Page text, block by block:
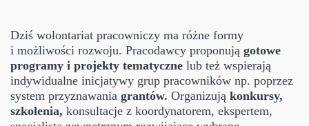
Dziś wolontariat pracowniczy ma różne formy
i możliwości rozwoju. Pracodawcy proponują gotowe
programy i projekty tematyczne lub też wspierają
indywidualne inicjatywy grup pracowników np. poprzez
system przyznawania grantów. Organizują konkursy,
szkolenia, konsultacje z koordynatorem, ekspertem,